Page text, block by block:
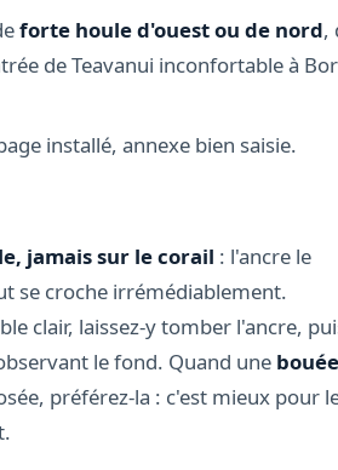
forte houle d'ouest ou de nord,
de Teavanui inconfortable à
installé, annexe bien saisie.
jamais sur le corail : l'ancre le
se croche irrémédiablement.
clair, laissez-y tomber l'ancre,
le fond. Quand une bouée
préférez-la : c'est mieux pour